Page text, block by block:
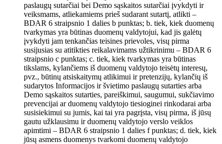
paslaugų sutarčiai bei Demo sąskaitos sutarčiai įvykdyti ir
veiksmams, atliekamiems prieš sudarant sutartį, atlikti –
BDAR 6 straipsnio 1 dalies b punktas; b. tiek, kiek duomenų
tvarkymas yra būtinas duomenų valdytojui, kad jis galėtų
įvykdyti jam tenkančias teisines prievoles, visų pirma
susijusias su atitikties reikalavimams užtikrinimu – BDAR 6
straipsnio c punktas; c. tiek, kiek tvarkymas yra būtinas
tikslams, kylančiems iš duomenų valdytojo teisėtų interesų,
pvz., būtinų atsiskaitymų atlikimui ir pretenzijų, kylančių iš
sudarytos Informacijos ir švietimo paslaugų sutarties arba
Demo sąskaitos sutarties, pareiškimui, saugumui, sukčiavimo
prevencijai ar duomenų valdytojo tiesioginei rinkodarai arba
susisiekimui su jumis, kai tai yra pagrįsta, visų pirma, iš jūsų
gautu užklausimu ir duomenų valdytojo verslo veiklos
apimtimi – BDAR 6 straipsnio 1 dalies f punktas; d. tiek, kiek
jūsų asmens duomenys tvarkomi duomenų valdytojo